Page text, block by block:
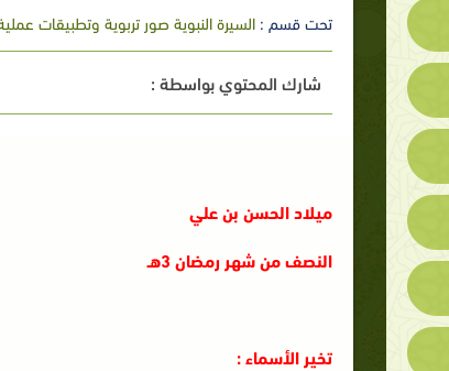
تحت قسم :السيرة النبوية صور تربوية وتطبيقات
شارك المحتوي بواسطة :
ميلاد الحسن بن علي
النصف من شهر رمضان 3هـ
تخير الأسماء :